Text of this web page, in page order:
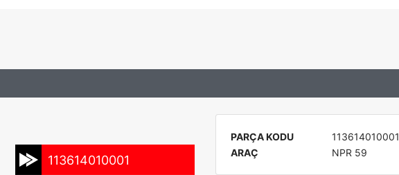
113614010001
PARÇA KODU
113614010001
ARAÇ
NPR 59